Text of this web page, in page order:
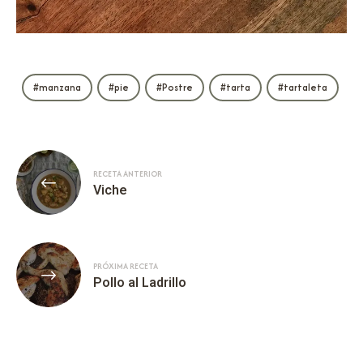
manzana pie Postre tarta tartaleta
RECETA ANTERIOR
Viche
PRÓXIMA RECETA
Pollo al Ladrillo